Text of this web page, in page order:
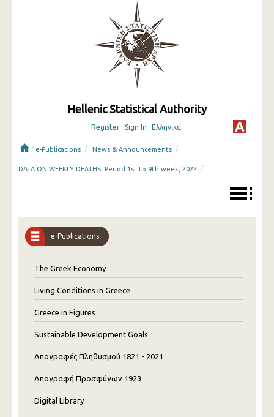
Hellenic Statistical Authority
Register Sign In Ελληνικά
/ e-Publications / News & Announcements /
DATA ON WEEKLY DEATHS: Period 1st to 9th week, 2022 /
e-Publications
The Greek Economy
Living Conditions in Greece
Greece in Figures
Sustainable Development Goals
Απογραφές Πληθυσμού 1821 - 2021
Απογραφή Προσφύγων 1923
Digital Library